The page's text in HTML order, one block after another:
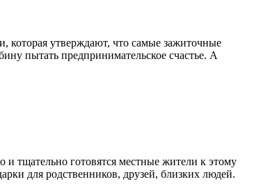
которая утверждают, что самые зажиточные
пытать предпринимательское счастье. А
и тщательно готовятся местные жители к этому
для родственников, друзей, близких людей.